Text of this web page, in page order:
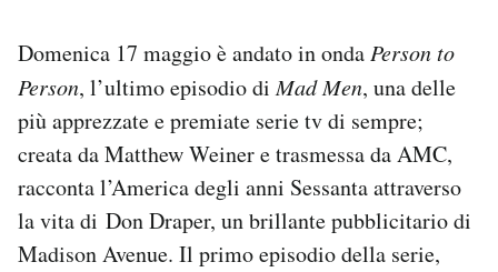
SHOP
CALENDARIO
AREA PERSONALE
Area Personale
Domenica 17 maggio è andato in ondaPerson to
Person, l’ultimo episodio diMad Men, una delle
più apprezzate e premiate serie tv di sempre;
creata da Matthew Weiner e trasmessa da AMC,
racconta l’America degli anni Sessanta attraverso
la vita di Don Draper, un brillante pubblicitario di
Madison Avenue. Il primo episodio della serie,